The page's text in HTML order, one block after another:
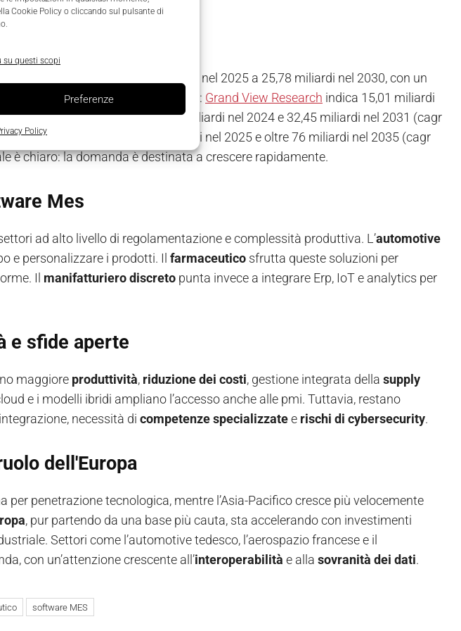
Cookie Policy o cliccando sul pulsante di
su questi scopi
Preferenze
Policy
passerà da 15,95 miliardi di dollari nel 2025 a 25,78 miliardi nel 2030, con un
crescita, con variazioni nelle stime: Grand View Research indica 15,01 miliardi
10,8%);Delvensprevede 15,83 miliardi nel 2024 e 32,45 miliardi nel 2031 (cagr
ottimista, stimando 23,24 miliardi nel 2025 e oltre 76 miliardi nel 2035 (cagr
è chiaro: la domanda è destinata a crescere rapidamente.
Mes
ad alto livello di regolamentazione e complessità produttiva. L’automotive
e personalizzare i prodotti. Il farmaceutico sfrutta queste soluzioni per
Il manifatturiero discreto punta invece a integrare Erp, IoT e analytics per
e sfide aperte
maggiore produttività, riduzione dei costi, gestione integrata della supply
e i modelli ibridi ampliano l’accesso anche alle pmi. Tuttavia, restano
necessità di competenze specializzatee rischi di cybersecurity.
dell'Europa
per penetrazione tecnologica, mentre l’Asia-Pacifico cresce più velocemente
, pur partendo da una base più cauta, sta accelerando con investimenti
Settori come l’automotive tedesco, l’aerospazio francese e il
con un’attenzione crescente all’interoperabilità e alla sovranità dei dati.
software MES